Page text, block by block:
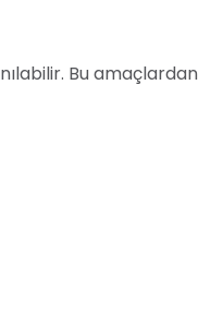
Bu amaçlardan